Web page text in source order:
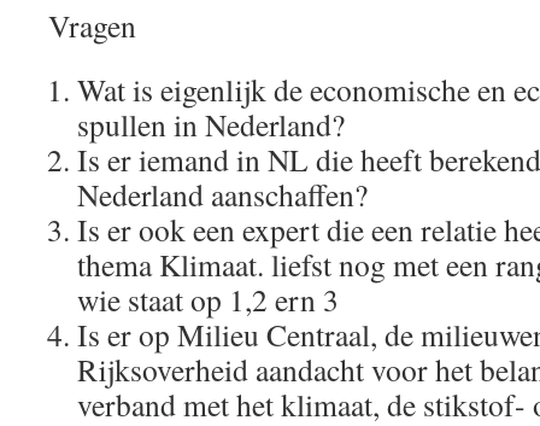
Vragen
Wat is eigenlijk de economische en
spullen in Nederland?
Is er iemand in NL die heeft
Nederland aanschaffen?
Is er ook een expert die een relatie
thema Klimaat. liefst nog met een
wie staat op 1,2 ern 3
Is er op Milieu Centraal, de
Rijksoverheid aandacht voor het
verband met het klimaat, de